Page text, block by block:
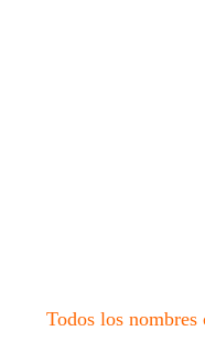
Todos los nombres